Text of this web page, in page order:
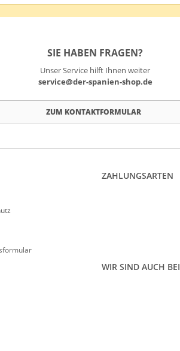
SIE HABEN FRAGEN?
Unser Service hilft Ihnen weiter
service@der-spanien-shop.de
ZUM KONTAKTFORMULAR
ZAHLUNGSARTEN
WIR SIND AUCH BEI